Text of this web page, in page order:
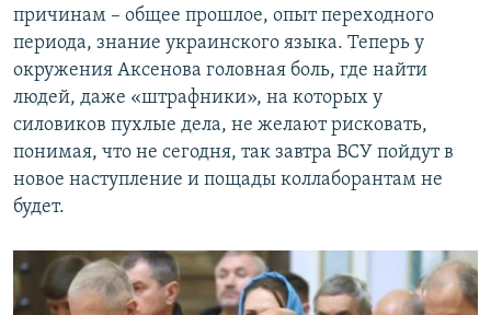
причинам – общее прошлое, опыт переходного
периода, знание украинского языка. Теперь у
окружения Аксенова головная боль, где найти
людей, даже «штрафники», на которых у
силовиков пухлые дела, не желают рисковать,
понимая, что не сегодня, так завтра ВСУ пойдут в
новое наступление и пощады коллаборантам не
будет.